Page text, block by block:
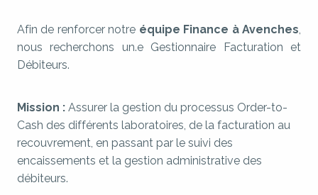
Afin de renforcer notre équipe Finance à Avenches
nous recherchons un.e Gestionnaire Facturation et
Débiteurs.
Mission : Assurer la gestion du processus Order-to-
Cash des différents laboratoires, de la facturation au
recouvrement, en passant par le suivi des
encaissements et la gestion administrative des
débiteurs.